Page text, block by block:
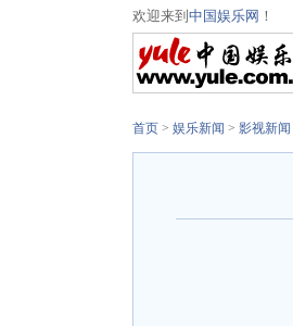
欢迎来到 中国娱乐网 ！
首页 > 娱乐新闻 > 影视新闻